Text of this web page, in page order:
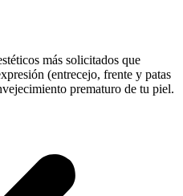
más solicitados que
(entrecejo, frente y patas
prematuro de tu piel.